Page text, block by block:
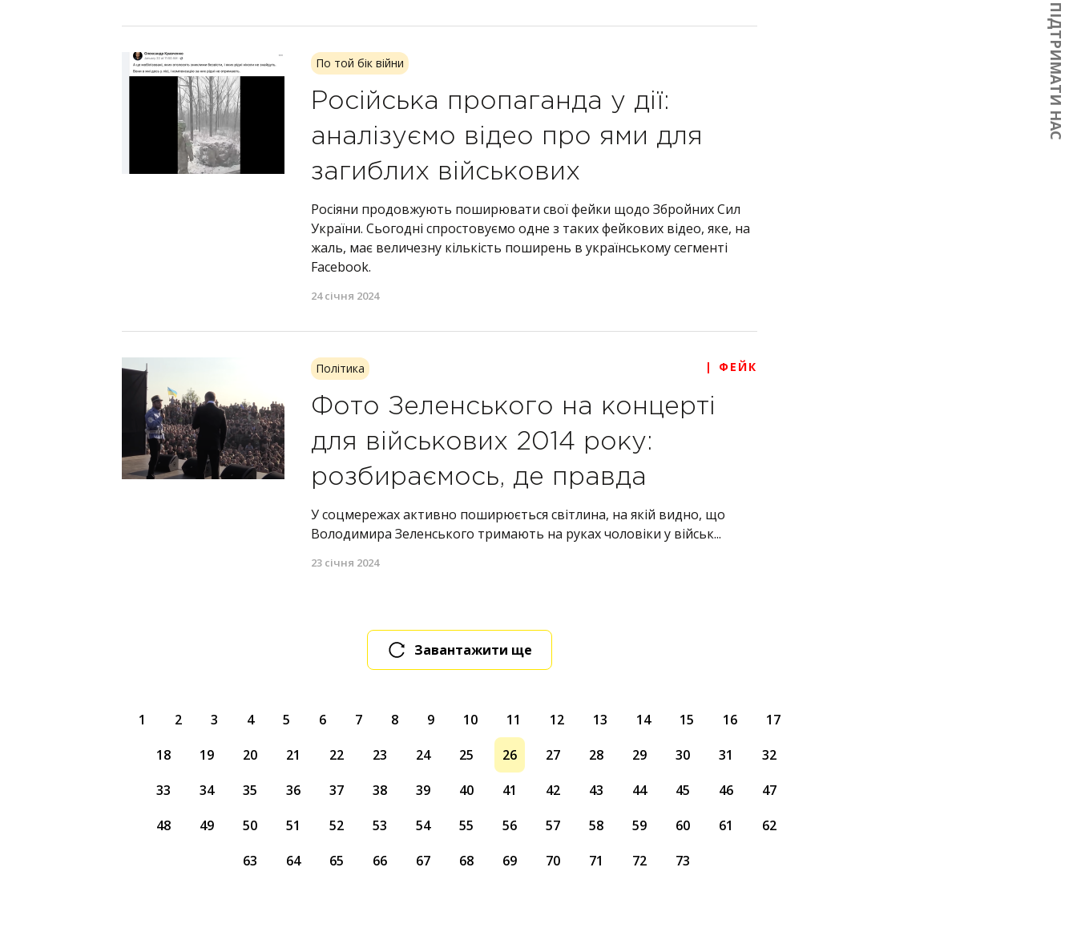
ПІДТРИМАТИ НАС
По той бік війни
Російська пропаганда у дії:
аналізуємо відео про ями для
загиблих військових
Росіяни продовжують поширювати свої фейки щодо Збройних Сил
України. Сьогодні спростовуємо одне з таких фейкових відео, яке, на
жаль, має величезну кількість поширень в українському сегменті
Facebook.
24 січня 2024
Політика | ФЕЙК
Фото Зеленського на концерті
для військових 2014 року:
розбираємось, де правда
У соцмережах активно поширюється світлина, на якій видно, що
Володимира Зеленського тримають на руках чоловіки у військ...
23 січня 2024
Завантажити ще
1 2 3 4 5 6 7 8 9 10 11 12 13 14 15 16
17
18
19 20 21 22 23 24 25 26 27 28 29 30 31
32
33
34 35 36 37 38 39 40 41 42 43 44 45 46
47
48
49 50 51 52 53 54 55 56 57 58 59 60 61
62
63
64 65 66 67 68 69 70 71 72 73